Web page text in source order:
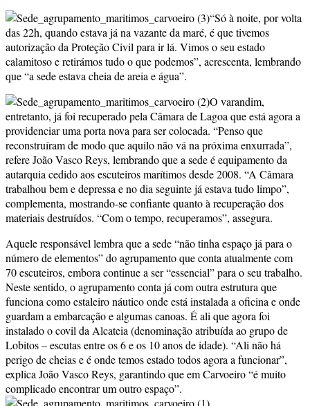
“Só à noite, por volta
das 22h, quando estava já na vazante da maré, é que tivemos
autorização da Proteção Civil para ir lá. Vimos o seu estado
calamitoso e retirámos tudo o que podemos”, acrescenta, lembrando
que “a sede estava cheia de areia e água”.
O varandim,
entretanto, já foi recuperado pela Câmara de Lagoa que está agora a
providenciar uma porta nova para ser colocada. “Penso que
reconstruíram de modo que aquilo não vá na próxima enxurrada”,
refere João Vasco Reys, lembrando que a sede é equipamento da
autarquia cedido aos escuteiros marítimos desde 2008. “A Câmara
trabalhou bem e depressa e no dia seguinte já estava tudo limpo”,
complementa, mostrando-se confiante quanto à recuperação dos
materiais destruídos. “Com o tempo, recuperamos”, assegura.
Aquele responsável lembra que a sede “não tinha espaço já para o
número de elementos” do agrupamento que conta atualmente com
70 escuteiros, embora continue a ser “essencial” para o seu trabalho.
Neste sentido, o agrupamento conta já com outra estrutura que
funciona como estaleiro náutico onde está instalada a oficina e onde
guardam a embarcação e algumas canoas. É ali que agora foi
instalado o covil da Alcateia (denominação atribuída ao grupo de
Lobitos – escutas entre os 6 e os 10 anos de idade). “Ali não há
perigo de cheias e é onde temos estado todos agora a funcionar”,
explica João Vasco Reys, garantindo que em Carvoeiro “é muito
complicado encontrar um outro espaço”.